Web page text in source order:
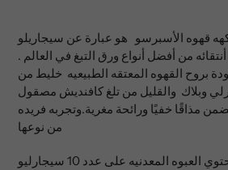
بك
قهوه الأسبرسو هو عبارة عن سيجاريلو
من أفضل أنواع ورق التبغ في العالم .
بروح القهوه المعتقه الطبيعيه خليط من
وبلاك والقليل من تلغ كافنديش مصقول
مذاقًا خفيًا ورائحة مغرية.وتجربه فريده
العبوه المعدنيه على عدد 10 سيجارليو